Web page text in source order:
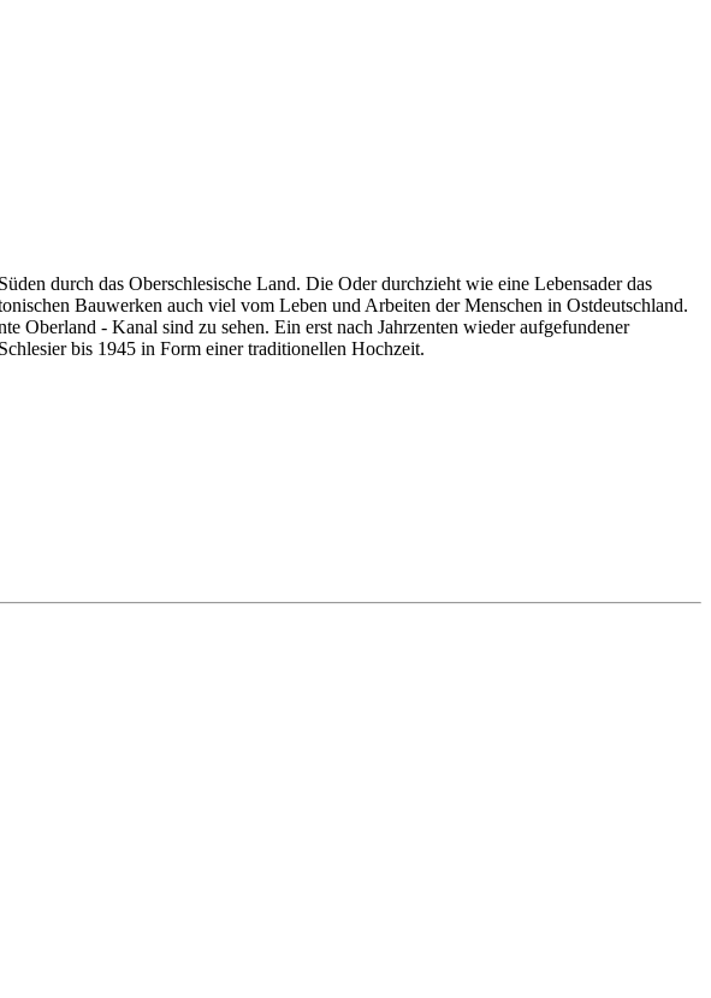
durch das Oberschlesische Land. Die Oder durchzieht wie eine Lebensader das
Bauwerken auch viel vom Leben und Arbeiten der Menschen in Ostdeutschland.
Oberland - Kanal sind zu sehen. Ein erst nach Jahrzenten wieder aufgefundener
bis 1945 in Form einer traditionellen Hochzeit.